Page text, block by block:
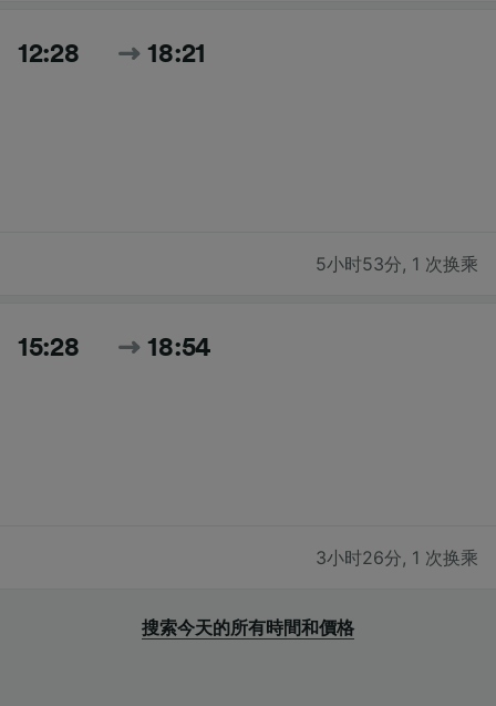
12:28 18:21
5小时53分, 1 次换乘
15:28 18:54
3小时26分, 1 次换乘
搜索今天的所有時間和價格